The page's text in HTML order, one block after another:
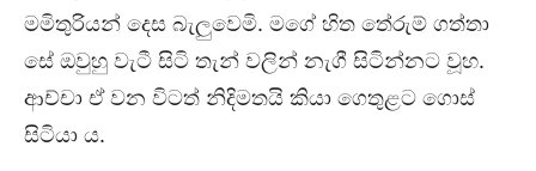
මමිතුරියන් දෙස බැලුවෙමි. මගේ හිත තේරුම් ගත්තා
සේ ඔවුහු වැටී සිටි තැන් වලින් නැගී සිටින්නට වූහ.
ආච්චා ඒ වන විටත් නිදිමතයි කියා ගෙතුළට ගොස්
සිටියා ය.